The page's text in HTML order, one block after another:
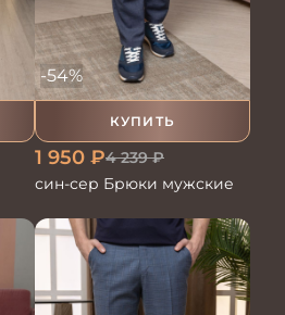
КУПИТЬ
-54%
1 950 ₽4 239₽
син-сер Брюки мужские